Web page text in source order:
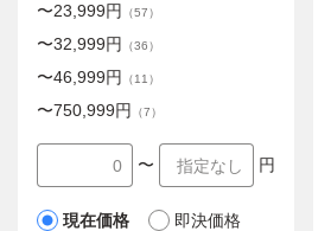
〜23,999円 （57）
〜32,999円 （36）
〜46,999円 （11 ）
〜750,999円 （7）
〜 円
現在価格 即決価格